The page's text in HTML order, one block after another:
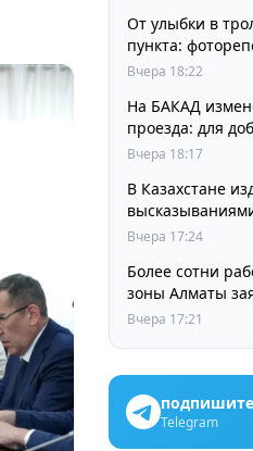
От улыбки в
пункта:
Вчера 18:22
На БАКАД
проезда: для
пользователей
Вчера 18:17
В Казахстане
Вчера 17:24
Более сотни
зоны Алматы
принять
Вчера 17:21
Telegram